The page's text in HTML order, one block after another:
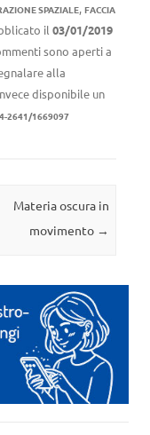
SPAZIALE, FACCIA
il 03/01/2019
sono aperti a
alla
disponibile un
2641/1669097
Materia oscura in
movimento →